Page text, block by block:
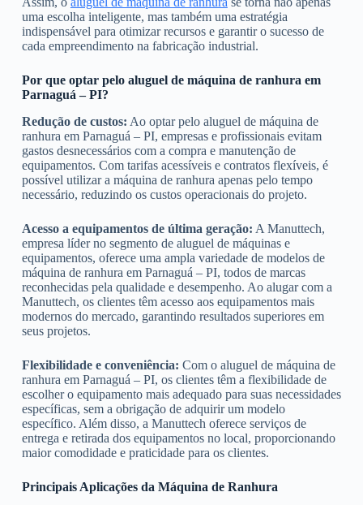
uma escolha inteligente, mas também uma estratégia
indispensável para otimizar recursos e garantir o sucesso de
cada empreendimento na fabricação industrial.
Por que optar pelo aluguel de máquina de ranhura em
Parnaguá – PI?
Redução de custos: Ao optar pelo aluguel de máquina de
ranhura em Parnaguá – PI, empresas e profissionais evitam
gastos desnecessários com a compra e manutenção de
equipamentos. Com tarifas acessíveis e contratos flexíveis, é
possível utilizar a máquina de ranhura apenas pelo tempo
necessário, reduzindo os custos operacionais do projeto.
Acesso a equipamentos de última geração: A Manuttech,
empresa líder no segmento de aluguel de máquinas e
equipamentos, oferece uma ampla variedade de modelos de
máquina de ranhura em Parnaguá – PI, todos de marcas
reconhecidas pela qualidade e desempenho. Ao alugar com a
Manuttech, os clientes têm acesso aos equipamentos mais
modernos do mercado, garantindo resultados superiores em
seus projetos.
Flexibilidade e conveniência: Com o aluguel de máquina de
ranhura em Parnaguá – PI, os clientes têm a flexibilidade de
escolher o equipamento mais adequado para suas necessidades
específicas, sem a obrigação de adquirir um modelo
específico. Além disso, a Manuttech oferece serviços de
entrega e retirada dos equipamentos no local, proporcionando
maior comodidade e praticidade para os clientes.
Principais Aplicações da Máquina de Ranhura